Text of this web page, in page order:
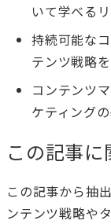
いて学べる
持続可能な
テンツ戦略
コンテンツ
ケティング
この記事
この記事から抽
ンテンツ戦略や